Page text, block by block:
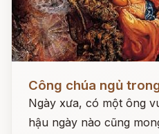
Công chúa ngủ
Ngày xưa, có một ông
hậu ngày nào cũng